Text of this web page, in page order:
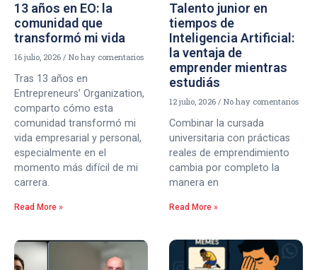
13 años en EO: la
comunidad que
transformó mi vida
16 julio, 2026 No hay comentarios
Tras 13 años en
Entrepreneurs’ Organization,
comparto cómo esta
comunidad transformó mi
vida empresarial y personal,
especialmente en el
momento más difícil de mi
carrera.
Read More »
Talento junior en
tiempos de
Inteligencia Artificial:
la ventaja de
emprender mientras
estudiás
12 julio, 2026 No hay comentarios
Combinar la cursada
universitaria con prácticas
reales de emprendimiento
cambia por completo la
manera en
Read More »